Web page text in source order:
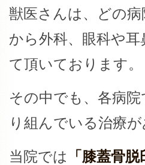
獣医さんは、どの
から外科、眼科や
て頂いております。
その中でも、各病
り組んでいる治療が
当院では 「膝蓋骨脱